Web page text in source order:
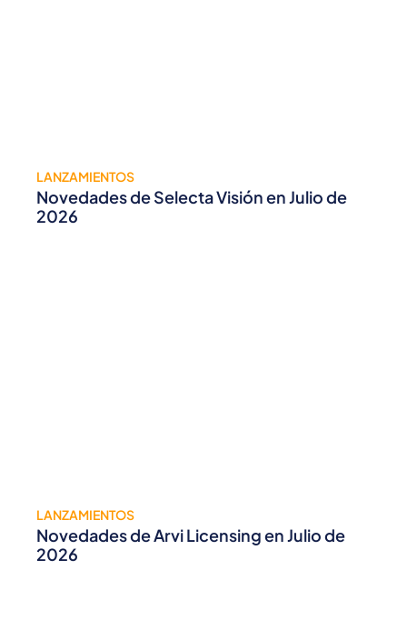
LANZAMIENTOS
Novedades de Selecta Visión en Julio de
2026
LANZAMIENTOS
Novedades de Arvi Licensing en Julio de
2026